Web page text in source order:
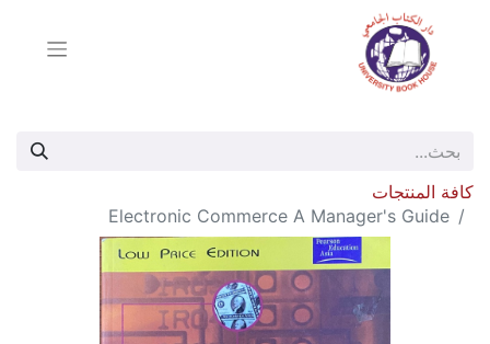
كافة المنتجات
Electronic Commerce A Manager's Guide